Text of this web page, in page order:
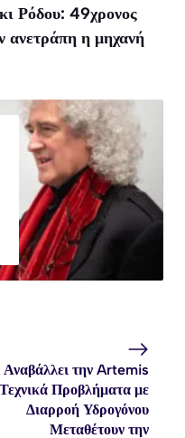
Ρόδου: 49χρονος
ανετράπη η μηχανή
Αναβάλλει την Artemis
Προβλήματα με
Διαρροή Υδρογόνου
Μεταθέτουν την